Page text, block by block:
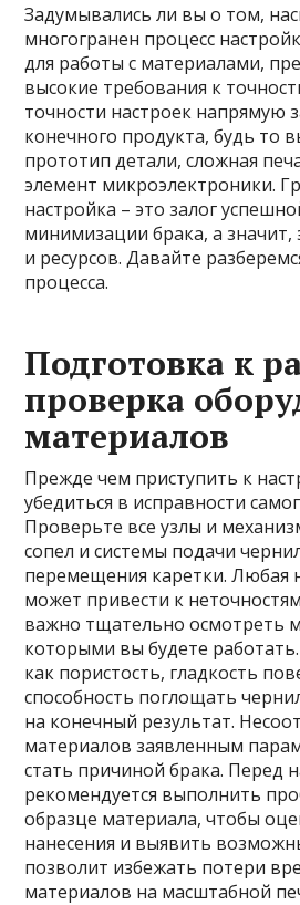
Задумывались ли вы о том,
многогранен процесс
для работы с материалами,
высокие требования к
точности настроек напрямую
конечного продукта, будь то
прототип детали, сложная
элемент микроэлектроники.
настройка – это залог
минимизации брака, а
и ресурсов. Давайте
процесса.
Подготовка к
проверка
материалов
Прежде чем приступить к
убедиться в исправности
Проверьте все узлы и
сопел и системы подачи
перемещения каретки. Любая
может привести к
важно тщательно осмотреть
которыми вы будете
как пористость, гладкость
способность поглощать
на конечный результат.
материалов заявленным
стать причиной брака. Перед
рекомендуется выполнить
образце материала, чтобы
нанесения и выявить
позволит избежать потери
материалов на масштабной